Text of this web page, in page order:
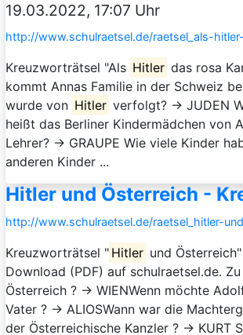
19.03.2022, 17:07 Uhr
http://www.schulraetsel.de/raetsel_als-
Kreuzworträtsel "Als Hitler das rosa
kommt Annas Familie in der Schweiz
wurde von Hitler verfolgt? → JUDEN
heißt das Berliner Kindermädchen von
Lehrer? → GRAUPE Wie viele Kinder
anderen Kinder ...
Hitler und Österreich -
http://www.schulraetsel.de/raetsel_hitler-
Kreuzworträtsel " Hitler und
Download (PDF) auf schulraetsel.de.
Österreich ? → WIENWenn möchte
Vater ? → ALIOSWann war die
der Österreichische Kanzler ? → KURT